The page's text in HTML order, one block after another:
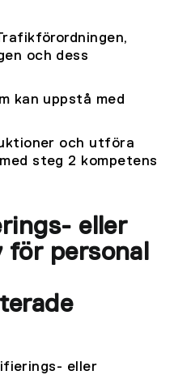
och dess
kan uppstå med
och utföra
steg 2 kompetens
eller
för personal
eller